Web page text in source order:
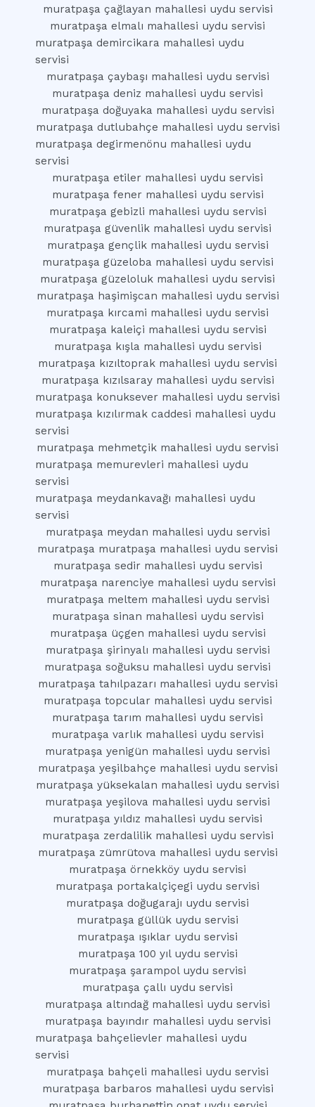
muratpaşa çağlayan mahallesi uydu servisi
muratpaşa elmalı mahallesi uydu servisi
muratpaşa demircikara mahallesi uydu
servisi
muratpaşa çaybaşı mahallesi uydu servisi
muratpaşa deniz mahallesi uydu servisi
muratpaşa doğuyaka mahallesi uydu servisi
muratpaşa dutlubahçe mahallesi uydu servisi
muratpaşa degirmenönu mahallesi uydu
servisi
muratpaşa etiler mahallesi uydu servisi
muratpaşa fener mahallesi uydu servisi
muratpaşa gebizli mahallesi uydu servisi
muratpaşa güvenlik mahallesi uydu servisi
muratpaşa gençlik mahallesi uydu servisi
muratpaşa güzeloba mahallesi uydu servisi
muratpaşa güzeloluk mahallesi uydu servisi
muratpaşa haşimişcan mahallesi uydu servisi
muratpaşa kırcami mahallesi uydu servisi
muratpaşa kaleiçi mahallesi uydu servisi
muratpaşa kışla mahallesi uydu servisi
muratpaşa kızıltoprak mahallesi uydu servisi
muratpaşa kızılsaray mahallesi uydu servisi
muratpaşa konuksever mahallesi uydu servisi
muratpaşa kızılırmak caddesi mahallesi uydu
servisi
muratpaşa mehmetçik mahallesi uydu servisi
muratpaşa memurevleri mahallesi uydu
servisi
muratpaşa meydankavağı mahallesi uydu
servisi
muratpaşa meydan mahallesi uydu servisi
muratpaşa muratpaşa mahallesi uydu servisi
muratpaşa sedir mahallesi uydu servisi
muratpaşa narenciye mahallesi uydu servisi
muratpaşa meltem mahallesi uydu servisi
muratpaşa sinan mahallesi uydu servisi
muratpaşa üçgen mahallesi uydu servisi
muratpaşa şirinyalı mahallesi uydu servisi
muratpaşa soğuksu mahallesi uydu servisi
muratpaşa tahılpazarı mahallesi uydu servisi
muratpaşa topcular mahallesi uydu servisi
muratpaşa tarım mahallesi uydu servisi
muratpaşa varlık mahallesi uydu servisi
muratpaşa yenigün mahallesi uydu servisi
muratpaşa yeşilbahçe mahallesi uydu servisi
muratpaşa yüksekalan mahallesi uydu servisi
muratpaşa yeşilova mahallesi uydu servisi
muratpaşa yıldız mahallesi uydu servisi
muratpaşa zerdalilik mahallesi uydu servisi
muratpaşa zümrütova mahallesi uydu servisi
muratpaşa örnekköy uydu servisi
muratpaşa portakalçiçegi uydu servisi
muratpaşa doğugarajı uydu servisi
muratpaşa güllük uydu servisi
muratpaşa ışıklar uydu servisi
muratpaşa 100 yıl uydu servisi
muratpaşa şarampol uydu servisi
muratpaşa çallı uydu servisi
muratpaşa altındağ mahallesi uydu servisi
muratpaşa bayındır mahallesi uydu servisi
muratpaşa bahçelievler mahallesi uydu
servisi
muratpaşa bahçeli mahallesi uydu servisi
muratpaşa barbaros mahallesi uydu servisi